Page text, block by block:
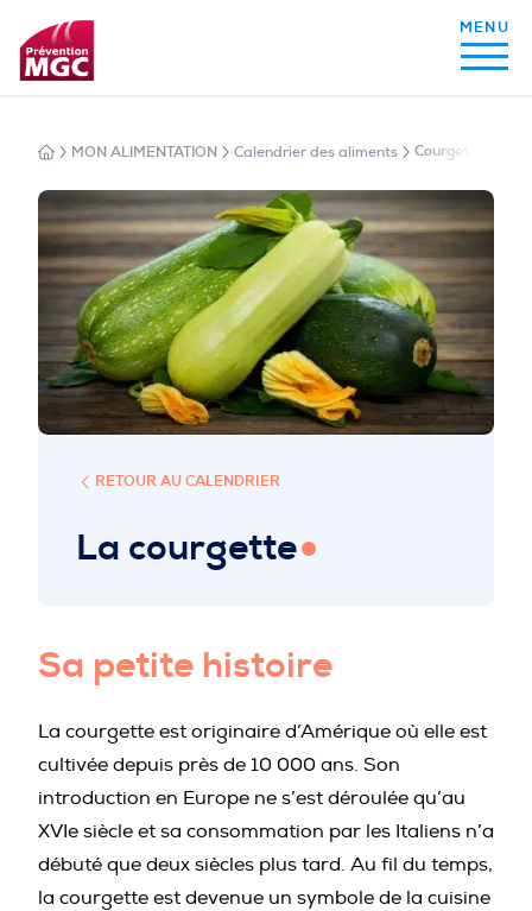
MON ALIMENTATION
MON SOMMEIL
MON ACTIVITÉ PHYSIQUE
PROFESSIONNELS DE LA PRÉVENTION
MON ALIMENTATION Calendrier des aliments Courgette
RETOUR AU CALENDRIER
La courgette
Sa petite histoire
La courgette est originaire d’Amérique où elle est
cultivée depuis près de 10 000 ans. Son
introduction en Europe ne s’est déroulée qu’au
XVIe siècle et sa consommation par les Italiens n’a
débuté que deux siècles plus tard. Au fil du temps,
la courgette est devenue un symbole de la cuisine